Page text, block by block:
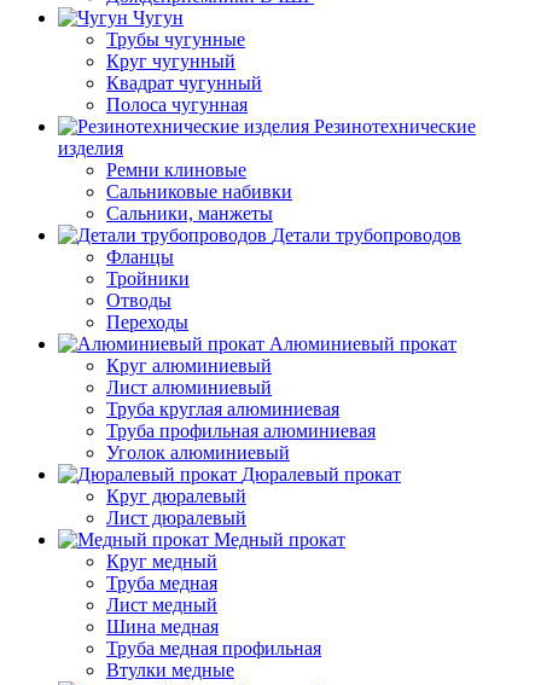
Чугун
Трубы чугунные
Круг чугунный
Квадрат чугунный
Полоса чугунная
Резинотехнические
изделия
Ремни клиновые
Сальниковые набивки
Сальники, манжеты
Детали трубопроводов
Фланцы
Тройники
Отводы
Переходы
Алюминиевый прокат
Круг алюминиевый
Лист алюминиевый
Труба круглая алюминиевая
Труба профильная алюминиевая
Уголок алюминиевый
Дюралевый прокат
Круг дюралевый
Лист дюралевый
Медный прокат
Круг медный
Труба медная
Лист медный
Шина медная
Труба медная профильная
Втулки медные